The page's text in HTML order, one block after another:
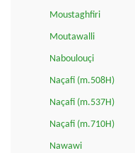
Moustaghfiri
Moutawalli
Naboulouçi
Naçafi (m.508H)
Naçafi (m.537H)
Naçafi (m.710H)
Nawawi